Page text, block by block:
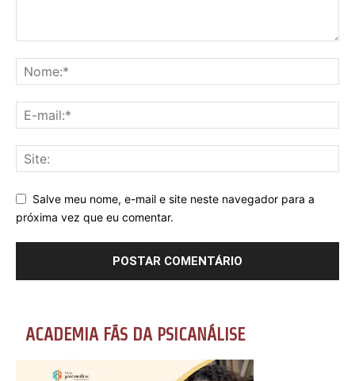
Salve meu nome, e-mail e site neste navegador para a
próxima vez que eu comentar.
ACADEMIA FÃS DA PSICANÁLISE